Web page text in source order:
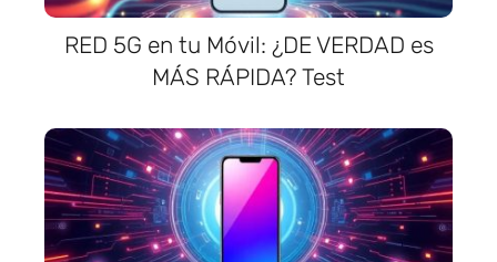
RED 5G en tu Móvil: ¿DE VERDAD es
MÁS RÁPIDA? Test